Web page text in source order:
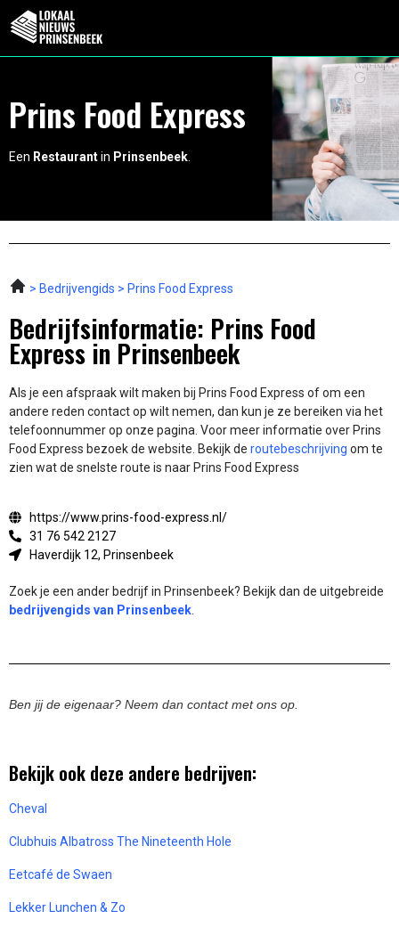
Prins Food Express
Een Restaurantin Prinsenbeek
Bedrijvengids Prins Food Express
Bedrijfsinformatie: Prins Food
Express in Prinsenbeek
Als je een afspraak wilt maken bij Prins Food Express of om een
andere reden contact op wilt nemen, dan kun je ze bereiken via het
telefoonnummer op onze pagina. Voor meer informatie over Prins
Food Express bezoek de website. Bekijk de routebeschrijving om te
zien wat de snelste route is naar Prins Food Express
https://www.prins-food-express.nl/
31 76 542 2127
Haverdijk 12, Prinsenbeek
Zoek je een ander bedrijf in Prinsenbeek? Bekijk dan de uitgebreide
bedrijvengids van Prinsenbeek
Ben jij de eigenaar? Neem dan contact met ons op.
Bekijk ook deze andere bedrijven:
Cheval
Clubhuis Albatross The Nineteenth Hole
Eetcafé de Swaen
Lekker Lunchen & Zo